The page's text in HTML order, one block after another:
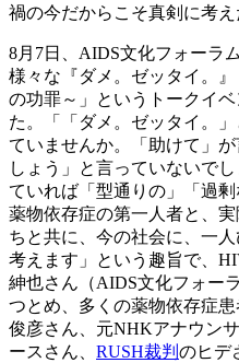
8月7日、AIDS文化フォーラ
様々な『ダメ。ゼッタイ。
の功罪～」というトークイ
た。「「ダメ。ゼッタイ。
ていませんか。「助けて」
しょう」と言っていないで
ていれば「型通りの」「過
薬物依存症の第一人者と、
ちと共に、今の社会に、一
考えます」という趣旨で、
紳也さん（AIDS文化フォー
つとめ、多くの薬物依存症
俊彦さん、元NHKアナウン
ースさん、 RUSH裁判 のヒデ